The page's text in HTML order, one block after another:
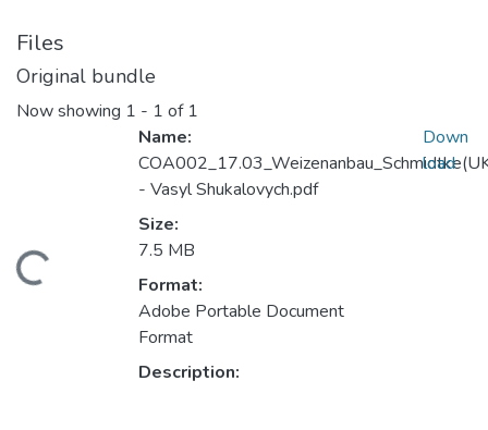
Files
Original bundle
Now showing 1 - 1 of 1
Loading...
Name:
- Vasyl Shukalovych.pdf
Size:
7.5 MB
Format:
Adobe Portable Document
Format
Description:
Down
load